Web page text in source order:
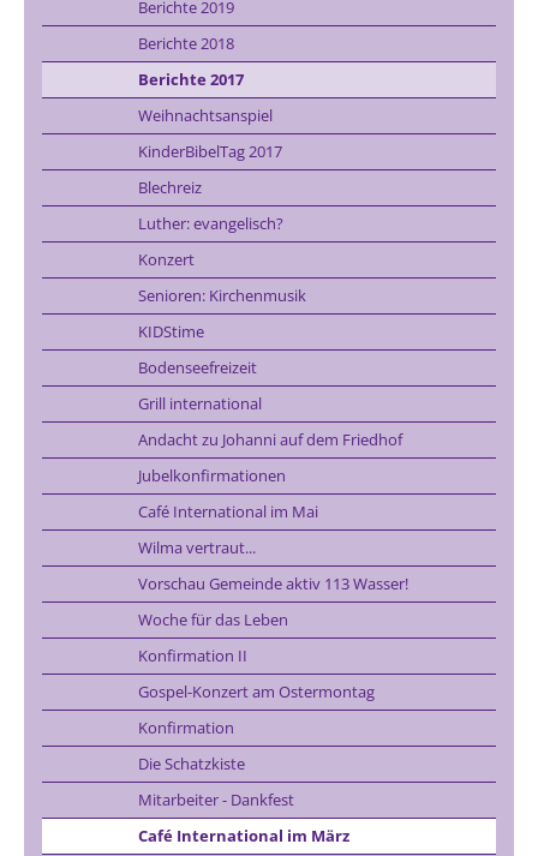
Berichte 2019
Berichte 2018
Berichte 2017
Weihnachtsanspiel
KinderBibelTag 2017
Blechreiz
Luther: evangelisch?
Konzert
Senioren: Kirchenmusik
KIDStime
Bodenseefreizeit
Grill international
Andacht zu Johanni auf dem Friedhof
Jubelkonfirmationen
Café International im Mai
Wilma vertraut...
Vorschau Gemeinde aktiv 113 Wasser!
Woche für das Leben
Konfirmation II
Gospel-Konzert am Ostermontag
Konfirmation
Die Schatzkiste
Mitarbeiter - Dankfest
Café International im März